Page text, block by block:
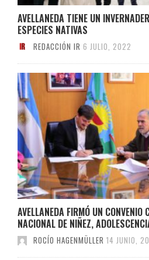
AVELLANEDA TIENE UN
ESPECIES NATIVAS
REDACCIÓN IR 6 JULIO, 2022
AVELLANEDA FIRMÓ UN CONVENIO
NACIONAL DE NIÑEZ,
ROCÍO HAGENMÜLLER 14 JUNIO,